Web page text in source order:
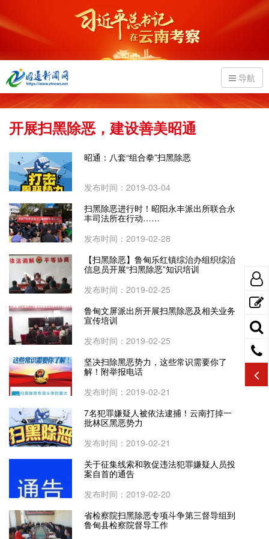
导航
开展扫黑除恶，建设善美昭通
昭通：八套“组合拳”扫黑除恶
发布时间：2019-03-04
扫黑除恶进行时！昭阳永丰派出所联合永
丰司法所在行动……
发布时间：2019-02-28
【扫黑除恶】鲁甸乐红镇综治办组织综治
信息员开展“扫黑除恶”知识培训
发布时间：2019-02-25
鲁甸文屏派出所开展扫黑除恶及相关业务
宣传培训
发布时间：2019-02-25
坚决扫除黑恶势力，这些常识需要你了
解！附举报电话
发布时间：2019-02-21
7名犯罪嫌疑人被依法逮捕！云南打掉一
批林区黑恶势力
发布时间：2019-02-21
关于征集线索和敦促违法犯罪嫌疑人员投
案自首的通告
发布时间：2019-02-20
省检察院扫黑除恶专项斗争第三督导组到
鲁甸县检察院督导工作